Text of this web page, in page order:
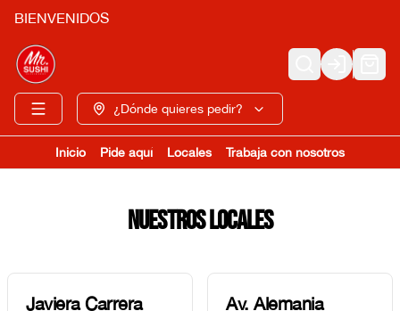
BIENVENIDOS
Login
¿Dónde quieres pedir?
Inicio Pide aquí Locales Trabaja con nosotros
Nuestros locales
Javiera Carrera
Av. Alemania